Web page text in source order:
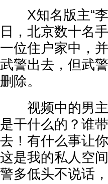
X知名版主“李
日，北京数十名
一位住户家中，
武警出去，但武
删除。
视频中的男主
是干什么的？谁
去！有什么事让
这是我的私人空
警多低头不说话，